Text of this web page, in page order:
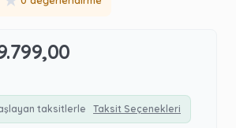
taksitlerle Taksit Seçenekleri